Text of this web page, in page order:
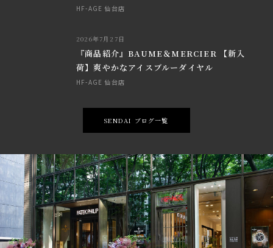
HF-AGE 仙台店
2026年7月27日
『商品紹介』BAUME＆MERCIER 【新入
荷】爽やかなアイスブルーダイヤル
HF-AGE 仙台店
SENDAI ブログ一覧